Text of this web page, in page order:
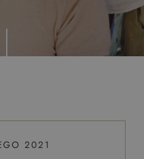
Skarbów - Pełne
2021